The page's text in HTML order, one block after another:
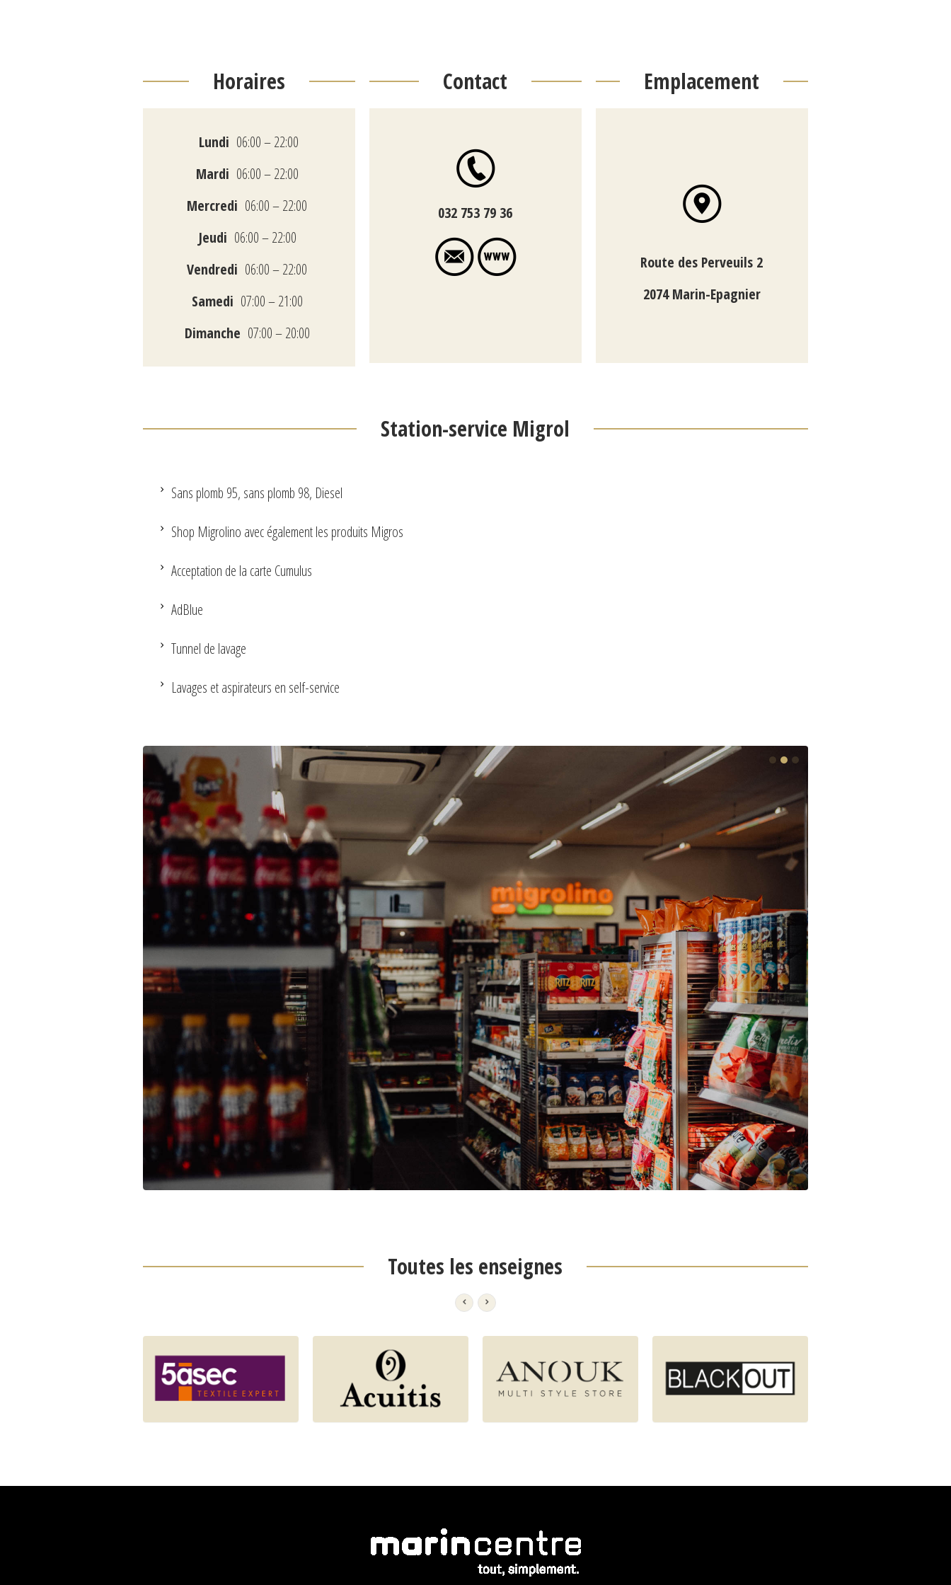
Horaires
Lundi 06:00 – 22:00
Mardi 06:00 – 22:00
Mercredi 06:00 – 22:00
Jeudi 06:00 – 22:00
Vendredi 06:00 – 22:00
Samedi 07:00 – 21:00
Dimanche 07:00 – 20:00
Contact
032 753 79 36
Emplacement
Route des Perveuils 2
2074 Marin-Epagnier
Station-service Migrol
Sans plomb 95, sans plomb 98, Diesel
Shop Migrolino avec également les produits Migros
Acceptation de la carte Cumulus
AdBlue
Tunnel de lavage
Lavages et aspirateurs en self-service
Toutes les enseignes